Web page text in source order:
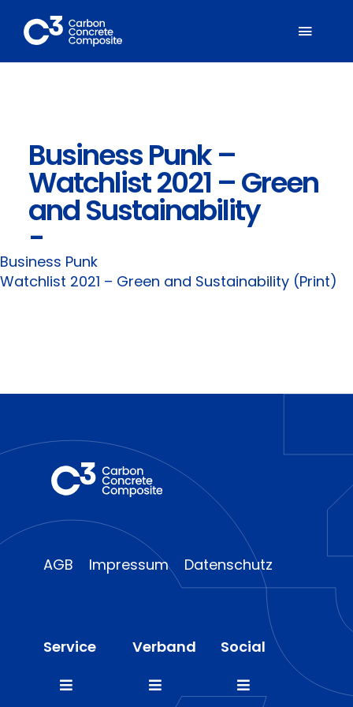
Inhalt
springen
Mitglieder
Fachbereiche
Suche
Business Punk –
Watchlist 2021 – Green
and Sustainability
-
Business Punk
Watchlist 2021 – Green and Sustainability (Print)
AGB Impressum Datenschutz
Service
Toggle
Verband
Toggle
Social
Toggle